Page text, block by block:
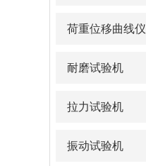
荷重位移曲线仪
耐磨试验机
拉力试验机
振动试验机